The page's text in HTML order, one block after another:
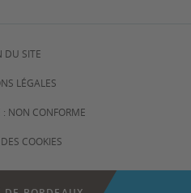
DU SITE
LÉGALES
: NON CONFORME
COOKIES